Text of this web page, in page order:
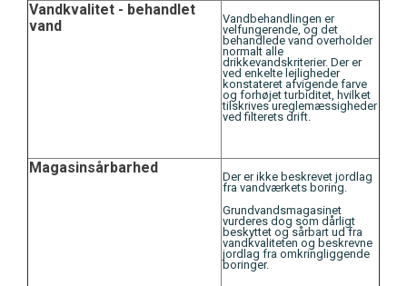
Vandkvalitet - behandlet
vand
Vandbehandlingen er
velfungerende, og det
behandlede vand overholder
normalt alle
drikkevandskriterier. Der er
ved enkelte lejligheder
konstateret afvigende farve
og forhøjet turbiditet, hvilket
tilskrives ureglemæssigheder
ved filterets drift.
Magasinsårbarhed
Der er ikke beskrevet jordlag
fra vandværkets boring.
Grundvandsmagasinet
vurderes dog som dårligt
beskyttet og sårbart ud fra
vandkvaliteten og beskrevne
jordlag fra omkringliggende
boringer.